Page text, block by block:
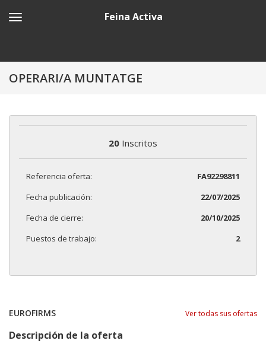
Feina Activa
OPERARI/A MUNTATGE
20 Inscritos
Referencia oferta:
FA92298811
Fecha publicación:
22/07/2025
Fecha de cierre:
20/10/2025
Puestos de trabajo:
2
EUROFIRMS Ver todas sus ofertas
Descripción de la oferta